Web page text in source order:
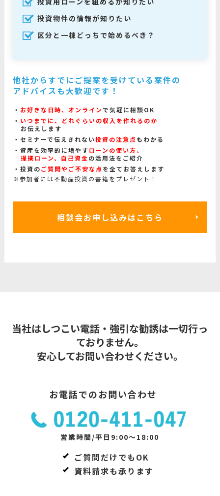
投資物件の情報が知りたい
区分と一棟どっちで始めるべき？
他社からすでにご提案を受けている案件の
アドバイスも大歓迎です！
お好きな日時、オンラインで気軽に相談OK
いつまでに、どれぐらいの収入を作れるのか
お伝えします
セミナーで伝えきれない投資の注意点 もわかる
資産を効率的に増やすローンの使い方、
提携ローン、自己資金の活用法をご紹介
投資のご質問やご不安な点 を全てお答えします
※参加者には不動産投資の書籍をプレゼント！
相談会お申し込みはこちら
当社はしつこい電話・強引な勧誘は一切行っ
ておりません。
安心してお問い合わせください。
お電話でのお問い合わせ
営業時間/平日9:00～18:00
ご質問だけでもOK
資料請求も承ります